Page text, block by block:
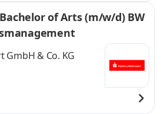
of Arts (m/w/d) BW
& Co. KG